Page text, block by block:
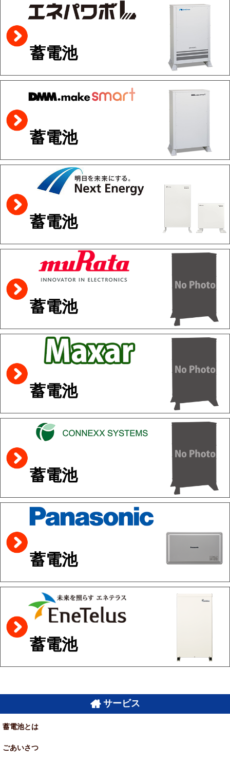
蓄電池
蓄電池
蓄電池
蓄電池
蓄電池
蓄電池
蓄電池
蓄電池
サービス
蓄電池とは
ごあいさつ